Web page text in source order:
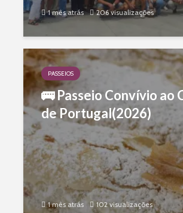
PROTOCOLOS
💼 Protocolo
4 semanas atrás
1 mês atrás 206 visualizações
PASSEIOS
🚌 Passeio Convívio ao
de Portugal(2026)
1 mês atrás 102 visualizações